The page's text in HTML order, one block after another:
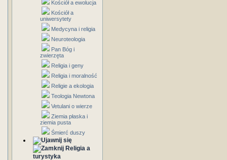
Kościół a ewolucja
Kościół a
uniwersytety
Medycyna i religia
Neuroteologia
Pan Bóg i
zwierzęta
Religia i geny
Religia i moralność
Religie a ekologia
Teologia Newtona
Vetulani o wierze
Ziemia płaska i
ziemia pusta
Śmierć duszy
Religia a
turystyka